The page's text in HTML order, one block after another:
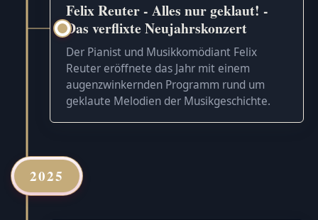
Felix Reuter - Alles nur geklaut! -
Das verflixte Neujahrskonzert
Der Pianist und Musikkomödiant Felix
Reuter eröffnete das Jahr mit einem
augenzwinkernden Programm rund um
geklaute Melodien der Musikgeschichte.
2025